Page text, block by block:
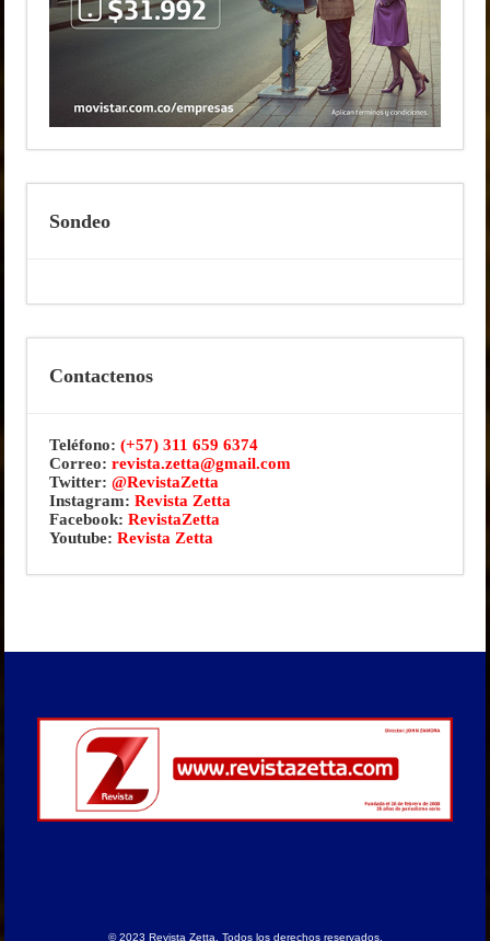
Sondeo
Contactenos
Teléfono:(+57) 311 659 6374
Correo:revista.zetta@gmail.com
Twitter:@RevistaZetta
Instagram:Revista Zetta
Facebook:RevistaZetta
Youtube:Revista Zetta
© 2023 Revista Zetta . Todos los derechos reservados.